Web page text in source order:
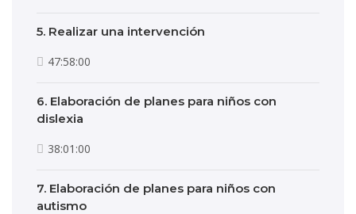
5. Realizar una intervención
47:58:00
6. Elaboración de planes para niños con
dislexia
38:01:00
7. Elaboración de planes para niños con
autismo